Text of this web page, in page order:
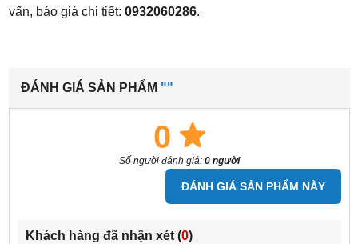
vấn, báo giá chi tiết: 0932060286.
ĐÁNH GIÁ SẢN PHẨM ""
0
Số người đánh giá: 0 người
ĐÁNH GIÁ SẢN PHẨM NÀY
Khách hàng đã nhận xét (0)